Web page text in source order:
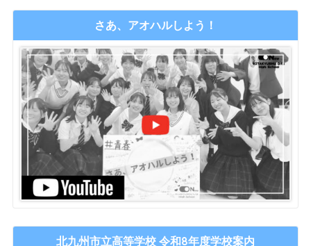
さあ、アオハルしよう！
北九州市立高等学校 令和8年度学校案内